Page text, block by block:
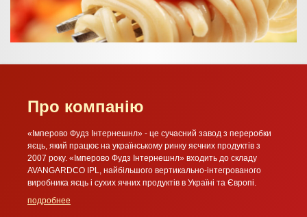
Про компанію
«Імперово Фудз Інтернешнл» - це сучасний завод з переробки
яєць, який працює на українському ринку яєчних продуктів з
2007 року. «Імперово Фудз Інтернешнл» входить до складу
AVANGARDCO IPL, найбільшого вертикально-інтегрованого
виробника яєць і сухих ячних продуктів в Україні та Європі.
подробнее